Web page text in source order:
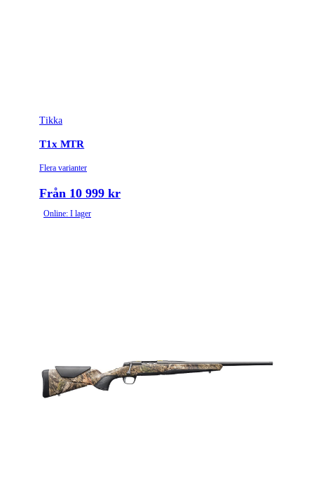
Tikka
T1x MTR
Flera varianter
Från 10 999 kr
Online: I lager